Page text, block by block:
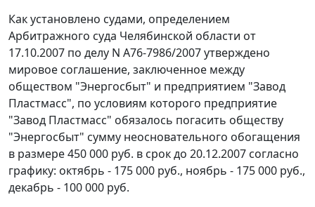
Как установлено судами, определением
Арбитражного суда Челябинской области от
17.10.2007 по делу N А76-7986/2007 утверждено
мировое соглашение, заключенное между
обществом "Энергосбыт" и предприятием "Завод
Пластмасс", по условиям которого предприятие
"Завод Пластмасс" обязалось погасить обществу
"Энергосбыт" сумму неосновательного обогащения
в размере 450 000 руб. в срок до 20.12.2007 согласно
графику: октябрь - 175 000 руб., ноябрь - 175 000 руб.,
декабрь - 100 000 руб.